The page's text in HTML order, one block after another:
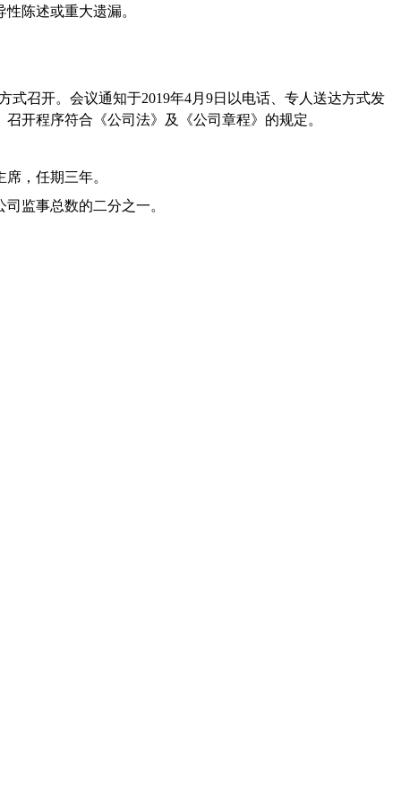
陈述或重大遗漏。
式召开。会议通知于2019年4月 9日以电话、专人送达方式发
开程序符合《公司法》及《公司章程》的规定。
，任期三年。
监事总数的二分之一。